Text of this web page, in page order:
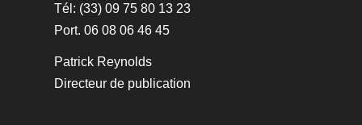
Tél: (33) 09 75 80 13 23
Port. 06 08 06 46 45
Patrick Reynolds
Directeur de publication